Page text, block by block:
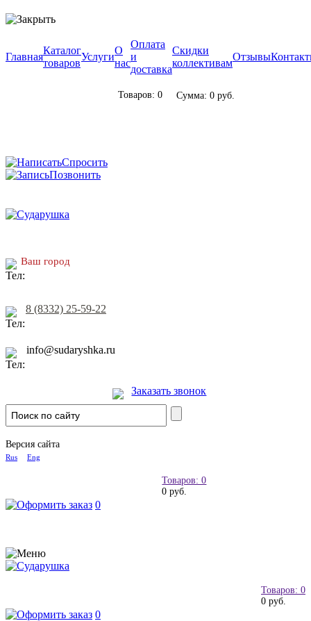
Главная
Каталог
товаров
Услуги
О
нас
Оплата
и
доставка
Скидки
коллективам
Отзывы
Товаров: 0 Сумма: 0 руб.
Спросить
Позвонить
Ваш город
8 (8332) 25-59-22
info@sudaryshka.ru
Заказать звонок
Версия сайта
Rus Eng
Товаров: 0
0 руб.
0
Товаров: 0
0 руб.
0